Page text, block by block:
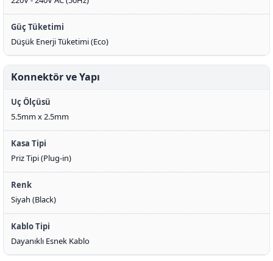
Güç Tüketimi
Düşük Enerji Tüketimi (Eco)
Konnektör ve Yapı
Uç Ölçüsü
5.5mm x 2.5mm
Kasa Tipi
Priz Tipi (Plug-in)
Renk
Siyah (Black)
Kablo Tipi
Dayanıklı Esnek Kablo